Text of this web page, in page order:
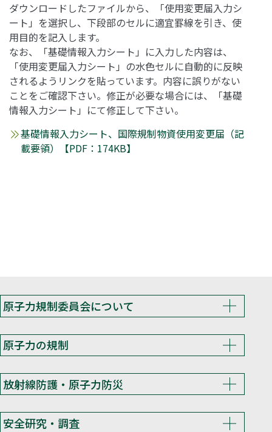
ダウンロードしたファイルから、「使用変更届入力シ
ート」を選択し、下段部のセルに適宜罫線を引き、使
用目的を記入します。
なお、「基礎情報入力シート」に入力した内容は、
「使用変更届入力シート」の水色セルに自動的に反映
されるようリンクを貼っています。内容に誤りがない
ことをご確認下さい。修正が必要な場合には、「基礎
情報入力シート」にて修正して下さい。
基礎情報入力シート、国際規制物資使用変更届（記
載要領）【PDF：174KB】
原子力規制委員会について
原子力の規制
放射線防護・原子力防災
安全研究・調査